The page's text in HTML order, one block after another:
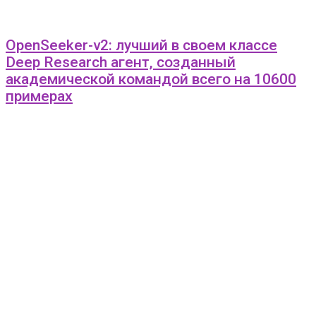
OpenSeeker-v2: лучший в своем классе
Deep Research агент, созданный
академической командой всего на 10600
примерах